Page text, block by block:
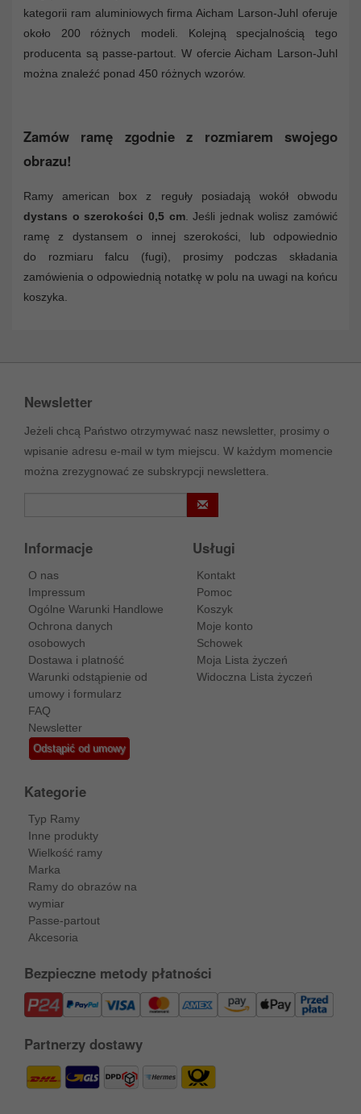
kategorii ram aluminiowych firma Aicham Larson-Juhl oferuje
około 200 różnych modeli. Kolejną specjalnością tego
producenta są passe-partout. W ofercie Aicham Larson-Juhl
można znaleźć ponad 450 różnych wzorów.
Zamów ramę zgodnie z rozmiarem swojego
obrazu!
Ramy american box z reguły posiadają wokół obwodu
dystans o szerokości 0,5 cm. Jeśli jednak wolisz zamówić
ramę z dystansem o innej szerokości, lub odpowiednio
do rozmiaru falcu (fugi), prosimy podczas składania
zamówienia o odpowiednią notatkę w polu na uwagi na końcu
koszyka.
Newsletter
Jeżeli chcą Państwo otrzymywać nasz newsletter, prosimy o
wpisanie adresu e-mail w tym miejscu. W każdym momencie
można zrezygnować ze subskrypcji newslettera.
Informacje
O nas
Impressum
Ogólne Warunki Handlowe
Ochrona danych
osobowych
Dostawa i platność
Warunki odstąpienie od
umowy i formularz
FAQ
Newsletter
Odstąpić od umowy
Usługi
Kontakt
Pomoc
Koszyk
Moje konto
Schowek
Moja Lista życzeń
Widoczna Lista życzeń
Kategorie
Typ Ramy
Inne produkty
Wielkość ramy
Marka
Ramy do obrazów na
wymiar
Passe-partout
Akcesoria
Bezpieczne metody płatności
Partnerzy dostawy